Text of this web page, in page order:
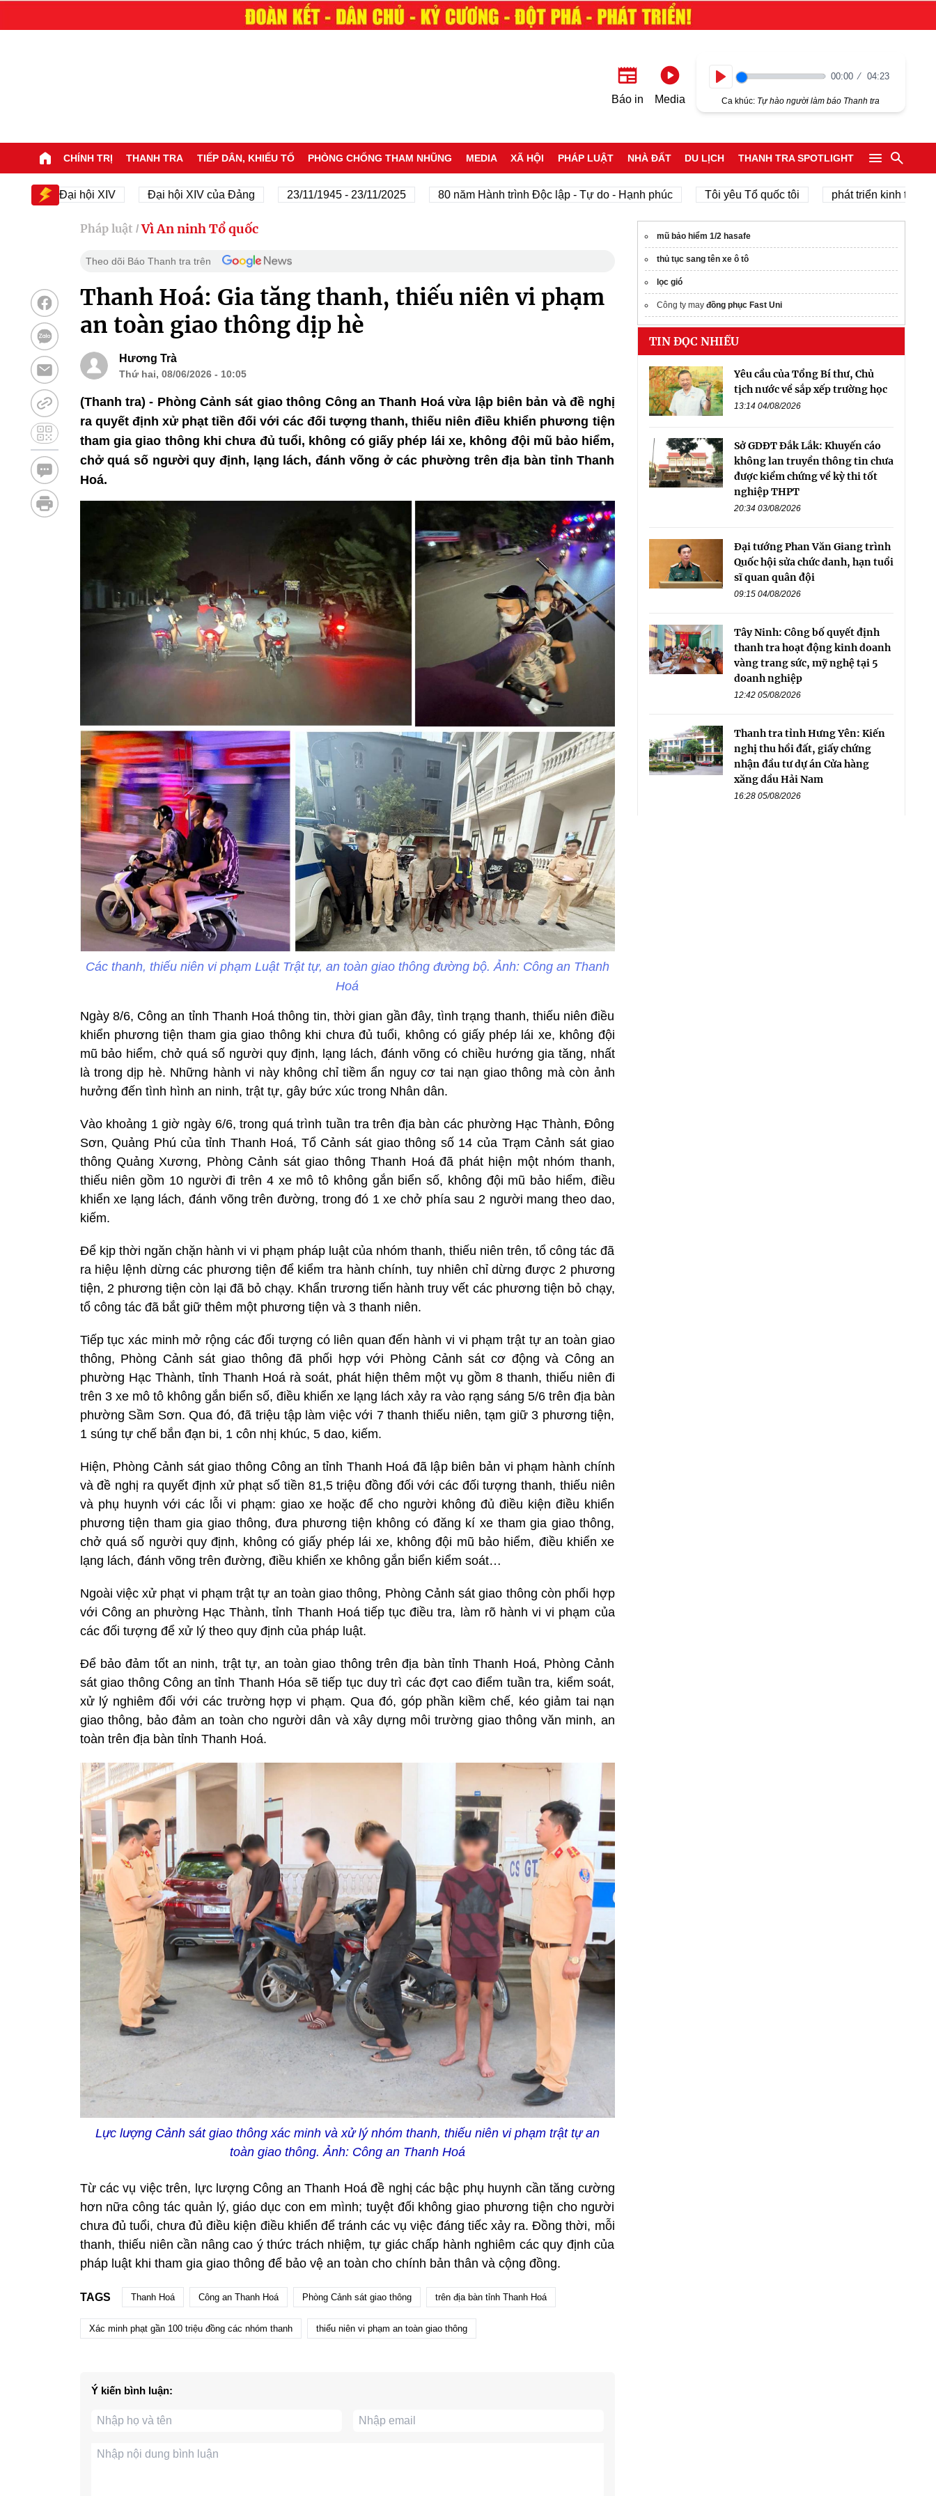
Báo in Media
00:00 04:23
Ca khúc: Tự hào người làm báo Thanh tra
CHÍNH TRỊ THANH TRA TIẾP DÂN, KHIẾU TỐ PHÒNG CHỐNG THAM NHŨNG MEDIA XÃ HỘI PHÁP LUẬT NHÀ ĐẤT DU LỊCH THANH TRA SPOTLIGHT
Đại hội XIV Đại hội XIV của Đảng 23/11/1945 - 23/11/2025 80 năm Hành trình Độc lập - Tự do - Hạnh phúc Tôi yêu Tổ quốc tôi phát triển kinh tế tư nhân
Pháp luật / Vì An ninh Tổ quốc
Theo dõi Báo Thanh tra trên
Thanh Hoá: Gia tăng thanh, thiếu niên vi phạm
an toàn giao thông dịp hè
Hương Trà
Thứ hai, 08/06/2026 - 10:05
(Thanh tra) - Phòng Cảnh sát giao thông Công an Thanh Hoá vừa lập biên bản và đề nghị
ra quyết định xử phạt tiền đối với các đối tượng thanh, thiếu niên điều khiển phương tiện
tham gia giao thông khi chưa đủ tuổi, không có giấy phép lái xe, không đội mũ bảo hiểm,
chở quá số người quy định, lạng lách, đánh võng ở các phường trên địa bàn tỉnh Thanh
Hoá.
Các thanh, thiếu niên vi phạm Luật Trật tự, an toàn giao thông đường bộ. Ảnh: Công an Thanh
Hoá
Ngày 8/6, Công an tỉnh Thanh Hoá thông tin, thời gian gần đây, tình trạng thanh, thiếu niên điều
khiển phương tiện tham gia giao thông khi chưa đủ tuổi, không có giấy phép lái xe, không đội
mũ bảo hiểm, chở quá số người quy định, lạng lách, đánh võng có chiều hướng gia tăng, nhất
là trong dịp hè. Những hành vi này không chỉ tiềm ẩn nguy cơ tai nạn giao thông mà còn ảnh
hưởng đến tình hình an ninh, trật tự, gây bức xúc trong Nhân dân.
Vào khoảng 1 giờ ngày 6/6, trong quá trình tuần tra trên địa bàn các phường Hạc Thành, Đông
Sơn, Quảng Phú của tỉnh Thanh Hoá, Tổ Cảnh sát giao thông số 14 của Trạm Cảnh sát giao
thông Quảng Xương, Phòng Cảnh sát giao thông Thanh Hoá đã phát hiện một nhóm thanh,
thiếu niên gồm 10 người đi trên 4 xe mô tô không gắn biển số, không đội mũ bảo hiểm, điều
khiển xe lạng lách, đánh võng trên đường, trong đó 1 xe chở phía sau 2 người mang theo dao,
kiếm.
Để kịp thời ngăn chặn hành vi vi phạm pháp luật của nhóm thanh, thiếu niên trên, tổ công tác đã
ra hiệu lệnh dừng các phương tiện để kiểm tra hành chính, tuy nhiên chỉ dừng được 2 phương
tiện, 2 phương tiện còn lại đã bỏ chạy. Khẩn trương tiến hành truy vết các phương tiện bỏ chạy,
tổ công tác đã bắt giữ thêm một phương tiện và 3 thanh niên.
Tiếp tục xác minh mở rộng các đối tượng có liên quan đến hành vi vi phạm trật tự an toàn giao
thông, Phòng Cảnh sát giao thông đã phối hợp với Phòng Cảnh sát cơ động và Công an
phường Hạc Thành, tỉnh Thanh Hoá rà soát, phát hiện thêm một vụ gồm 8 thanh, thiếu niên đi
trên 3 xe mô tô không gắn biển số, điều khiển xe lạng lách xảy ra vào rạng sáng 5/6 trên địa bàn
phường Sầm Sơn. Qua đó, đã triệu tập làm việc với 7 thanh thiếu niên, tạm giữ 3 phương tiện,
1 súng tự chế bắn đạn bi, 1 côn nhị khúc, 5 dao, kiếm.
Hiện, Phòng Cảnh sát giao thông Công an tỉnh Thanh Hoá đã lập biên bản vi phạm hành chính
và đề nghị ra quyết định xử phạt số tiền 81,5 triệu đồng đối với các đối tượng thanh, thiếu niên
và phụ huynh với các lỗi vi phạm: giao xe hoặc để cho người không đủ điều kiện điều khiển
phương tiện tham gia giao thông, đưa phương tiện không có đăng kí xe tham gia giao thông,
chở quá số người quy định, không có giấy phép lái xe, không đội mũ bảo hiểm, điều khiển xe
lạng lách, đánh võng trên đường, điều khiển xe không gắn biển kiểm soát…
Ngoài việc xử phạt vi phạm trật tự an toàn giao thông, Phòng Cảnh sát giao thông còn phối hợp
với Công an phường Hạc Thành, tỉnh Thanh Hoá tiếp tục điều tra, làm rõ hành vi vi phạm của
các đối tượng để xử lý theo quy định của pháp luật.
Để bảo đảm tốt an ninh, trật tự, an toàn giao thông trên địa bàn tỉnh Thanh Hoá, Phòng Cảnh
sát giao thông Công an tỉnh Thanh Hóa sẽ tiếp tục duy trì các đợt cao điểm tuần tra, kiểm soát,
xử lý nghiêm đối với các trường hợp vi phạm. Qua đó, góp phần kiềm chế, kéo giảm tai nạn
giao thông, bảo đảm an toàn cho người dân và xây dựng môi trường giao thông văn minh, an
toàn trên địa bàn tỉnh Thanh Hoá.
Lực lượng Cảnh sát giao thông xác minh và xử lý nhóm thanh, thiếu niên vi phạm trật tự an
toàn giao thông. Ảnh: Công an Thanh Hoá
Từ các vụ việc trên, lực lượng Công an Thanh Hoá đề nghị các bậc phụ huynh cần tăng cường
hơn nữa công tác quản lý, giáo dục con em mình; tuyệt đối không giao phương tiện cho người
chưa đủ tuổi, chưa đủ điều kiện điều khiển để tránh các vụ việc đáng tiếc xảy ra. Đồng thời, mỗi
thanh, thiếu niên cần nâng cao ý thức trách nhiệm, tự giác chấp hành nghiêm các quy định của
pháp luật khi tham gia giao thông để bảo vệ an toàn cho chính bản thân và cộng đồng.
TAGS Thanh Hoá Công an Thanh Hoá Phòng Cảnh sát giao thông trên địa bàn tỉnh Thanh Hoá
Xác minh phạt gần 100 triệu đồng các nhóm thanh thiếu niên vi phạm an toàn giao thông
Ý kiến bình luận:
mũ bảo hiểm 1/2 hasafe
thủ tục sang tên xe ô tô
lọc gió
Công ty may đồng phục Fast Uni
TIN ĐỌC NHIỀU
Yêu cầu của Tổng Bí thư, Chủ
tịch nước về sắp xếp trường học
13:14 04/08/2026
Sở GDĐT Đắk Lắk: Khuyến cáo
không lan truyền thông tin chưa
được kiểm chứng về kỳ thi tốt
nghiệp THPT
20:34 03/08/2026
Đại tướng Phan Văn Giang trình
Quốc hội sửa chức danh, hạn tuổi
sĩ quan quân đội
09:15 04/08/2026
Tây Ninh: Công bố quyết định
thanh tra hoạt động kinh doanh
vàng trang sức, mỹ nghệ tại 5
doanh nghiệp
12:42 05/08/2026
Thanh tra tỉnh Hưng Yên: Kiến
nghị thu hồi đất, giấy chứng
nhận đầu tư dự án Cửa hàng
xăng dầu Hải Nam
16:28 05/08/2026